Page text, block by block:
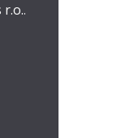
r.o..